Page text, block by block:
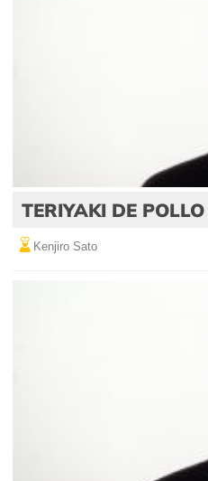
TERIYAKI DE POLLO
Kenjiro Sato